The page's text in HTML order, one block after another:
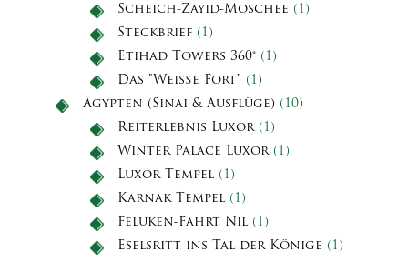
Scheich-Zayid-Moschee (1)
Steckbrief (1)
Etihad Towers 360° (1)
Das "Weiße Fort" (1)
Ägypten (Sinai & Ausflüge) (10)
Reiterlebnis Luxor(1)
Winter Palace Luxor(1)
Luxor Tempel (1)
Karnak Tempel (1)
Feluken-Fahrt Nil (1)
Eselsritt ins Tal der Könige (1)